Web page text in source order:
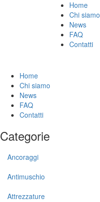
Home
Chi siamo
News
FAQ
Contatti
Home
Chi siamo
News
FAQ
Contatti
Categorie
Ancoraggi
Antimuschio
Attrezzature